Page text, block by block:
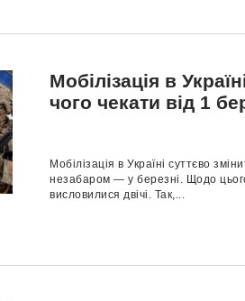
Мобілізація в
чого чекати від 1
Мобілізація в Україні суттєво
незабаром — у березні. Щодо
висловилися двічі. Так,...